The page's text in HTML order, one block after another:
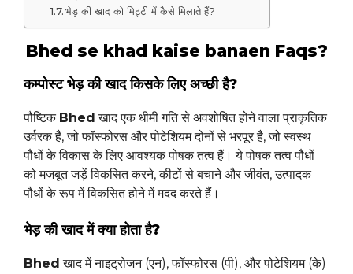
भेड़ की खाद को मिट्टी में कैसे मिलाते हैं?
Bhed se khad kaise banaen Faqs?
कम्पोस्ट भेड़ की खाद किसके लिए अच्छी है?
पौष्टिक Bhed खाद एक धीमी गति से अवशोषित होने वाला प्राकृतिक
उर्वरक है, जो फॉस्फोरस और पोटेशियम दोनों से भरपूर है, जो स्वस्थ
पौधों के विकास के लिए आवश्यक पोषक तत्व हैं। ये पोषक तत्व पौधों
को मजबूत जड़ें विकसित करने, कीटों से बचाने और जीवंत, उत्पादक
पौधों के रूप में विकसित होने में मदद करते हैं।
भेड़ की खाद में क्या होता है?
Bhed खाद में नाइट्रोजन (एन), फॉस्फोरस (पी), और पोटेशियम (के)